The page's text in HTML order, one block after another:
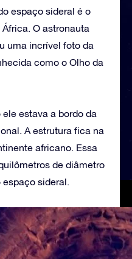
espaço sideral é o
O astronauta
uma incrível foto da
como o Olho da
estava a bordo da
A estrutura fica na
africano. Essa
de diâmetro
espaço sideral.